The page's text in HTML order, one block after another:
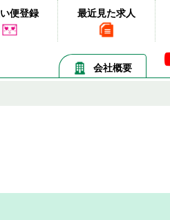
便登録 最近見た求人
会社概要